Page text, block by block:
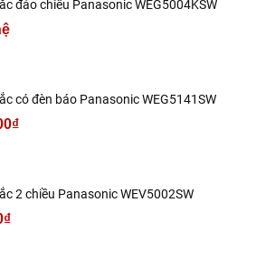
đảo chiều Panasonic WEG5004KSW
có đèn báo Panasonic WEG5141SW
2 chiều Panasonic WEV5002SW